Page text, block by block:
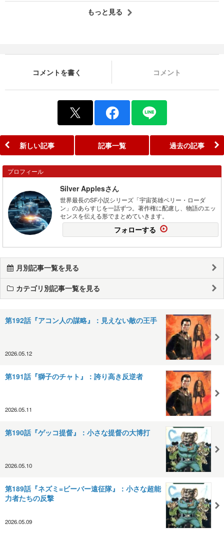
もっと見る
コメントを書く コメント
新しい記事 記事一覧 過去の記事
プロフィール
Silver Applesさん
世界最長のSF小説シリーズ「宇宙英雄ペリー・ローダ
ン」のあらすじを一話ずつ。著作権に配慮し、物語のエッ
センスを伝える形でまとめていきます。
フォローする
月別記事一覧を見る
カテゴリ別記事一覧を見る
第192話『アコン人の謀略』：見えない敵の王手
2026.05.12
第191話『獅子のチャト』：誇り高き反逆者
2026.05.11
第190話『ゲッコ提督』：小さな提督の大博打
2026.05.10
第189話『ネズミ=ビーバー遠征隊』：小さな超能
力者たちの反撃
2026.05.09